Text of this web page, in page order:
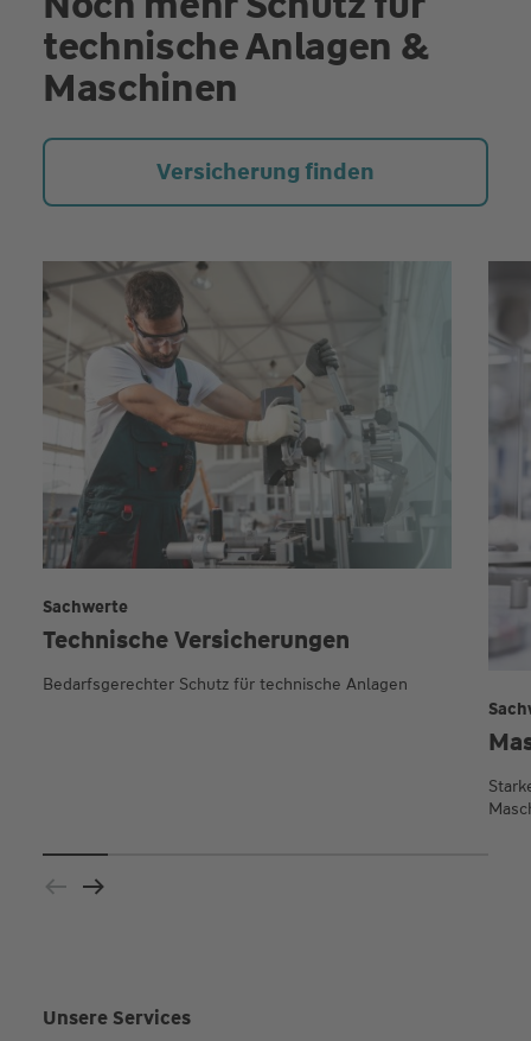
technische Anlagen &
Maschinen
Versicherung finden
Technische Versicherungen
Sachwerte
Bedarfsgerechter Schutz für technische Anlagen
Unsere Services